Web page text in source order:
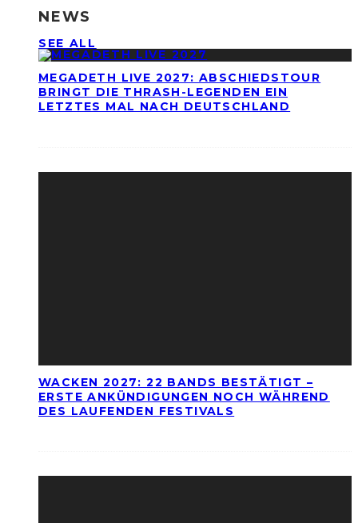
NEWS
SEE ALL
MEGADETH LIVE 2027: ABSCHIEDSTOUR
BRINGT DIE THRASH-LEGENDEN EIN
LETZTES MAL NACH DEUTSCHLAND
WACKEN 2027: 22 BANDS BESTÄTIGT –
ERSTE ANKÜNDIGUNGEN NOCH WÄHREND
DES LAUFENDEN FESTIVALS